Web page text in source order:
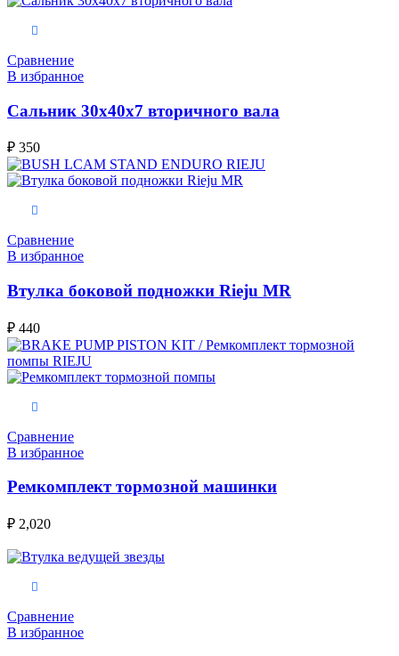
Сравнение
В избранное
Сальник 30x40x7 вторичного вала
₽ 350
Сравнение
В избранное
Втулка боковой подножки Rieju MR
₽ 440
Сравнение
В избранное
Ремкомплект тормозной машинки
₽ 2,020
Сравнение
В избранное